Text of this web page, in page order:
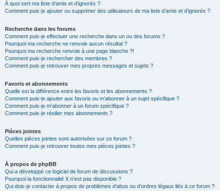
À quoi sert ma liste d’amis et d’ignorés ?
Comment puis-je ajouter ou supprimer des utilisateurs de ma liste d’amis et d’ignorés ?
Recherche dans les forums
Comment puis-je effectuer une recherche dans un ou des forums ?
Pourquoi ma recherche ne renvoie aucun résultat ?
Pourquoi ma recherche renvoie à une page blanche ?!
Comment puis-je rechercher des membres ?
Comment puis-je retrouver mes propres messages et sujets ?
Favoris et abonnements
Quelle est la différence entre les favoris et les abonnements ?
Comment puis-je ajouter aux favoris ou m’abonner à un sujet spécifique ?
Comment puis-je m’abonner à un forum spécifique ?
Comment puis-je résilier mes abonnements ?
Pièces jointes
Quelles pièces jointes sont autorisées sur ce forum ?
Comment puis-je retrouver toutes mes pièces jointes ?
À propos de phpBB
Qui a développé ce logiciel de forum de discussions ?
Pourquoi la fonctionnalité X n’est pas disponible ?
Qui dois-je contacter à propos de problèmes d’abus ou d’ordres légaux liés à ce forum ?